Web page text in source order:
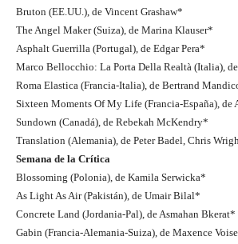
Bruton (EE.UU.), de Vincent Grashaw*
The Angel Maker (Suiza), de Marina Klauser*
Asphalt Guerrilla (Portugal), de Edgar Pera*
Marco Bellocchio: La Porta Della Realtà (Italia),
Roma Elastica (Francia-Italia), de Bertrand
Sixteen Moments Of My Life (Francia-España), de
Sundown (Canadá), de Rebekah McKendry*
Translation (Alemania), de Peter Badel, Chris
Semana de la Crítica
Blossoming (Polonia), de Kamila Serwicka*
As Light As Air (Pakistán), de Umair Bilal*
Concrete Land (Jordania-Pal), de Asmahan Bkerat*
Gabin (Francia-Alemania-Suiza), de Maxence